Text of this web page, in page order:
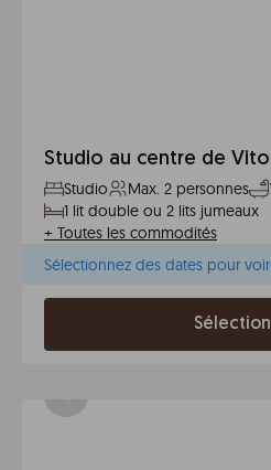
Studio au centre de
Studio Max. 2 personnes
1 lit double ou 2 lits jumeaux
+ Toutes les commodités
Sélectionnez des dates pour